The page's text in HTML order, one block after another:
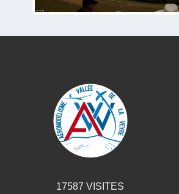
17587 VISITES